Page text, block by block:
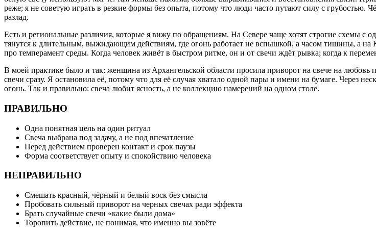
реже; я не советую играть в резкие формы без опыта, потому что люди часто путают силу с грубостью.
разлад.
Есть и региональные различия, которые я вижу по обращениям. На Севере чаще хотят строгие схемы
тянутся к длительным, выжидающим действиям, где огонь работает не вспышкой, а часом тишины, а на
про темперамент среды. Когда человек живёт в быстром ритме, он и от свечи ждёт рывка; когда к
В моей практике было и так: женщина из Архангельской области просила приворот на свече на
свечи сразу. Я остановила её, потому что для её случая хватало одной пары и имени на бумаге. Через
огонь. Так и правильно: свеча любит ясность, а не коллекцию намерений на одном столе.
ПРАВИЛЬНО
Одна понятная цель на один ритуал
Свеча выбрана под задачу, а не под впечатление
Перед действием проверен контакт и срок паузы
Форма соответствует опыту и спокойствию человека
НЕПРАВИЛЬНО
Смешать красный, чёрный и белый воск без смысла
Пробовать сильный приворот на черных свечах ради эффекта
Брать случайные свечи «какие были дома»
Торопить действие, не понимая, что именно вы зовёте